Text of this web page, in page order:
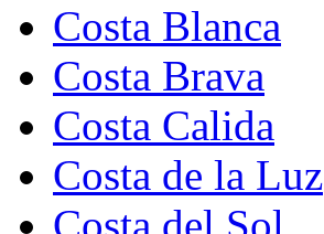
Costa Blanca
Costa Brava
Costa Calida
Costa de la Luz
Costa del Sol